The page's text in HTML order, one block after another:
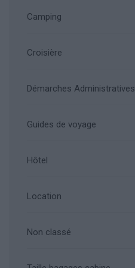
Camping
Croisière
Démarches Administratives
Guides de voyage
Hôtel
Location
Non classé